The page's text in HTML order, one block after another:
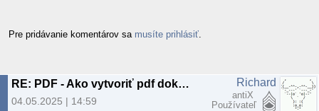
Pre pridávanie komentárov sa musíte prihlásiť
RE: PDF - Ako vytvoriť pdf dokument s "indexom"?
04.05.2025 | 14:59
Richard
antiX
Používateľ